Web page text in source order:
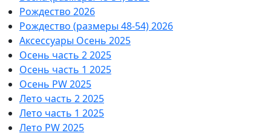
Рождество 2026
Рождество (размеры 48-54) 2026
Аксессуары Осень 2025
Осень часть 2 2025
Осень часть 1 2025
Осень PW 2025
Лето часть 2 2025
Лето часть 1 2025
Лето PW 2025